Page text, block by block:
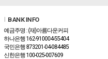
BANK INFO
예금주명 : (재)아름다운커피
하나은행 162-910004-55404
국민은행 873201-04-084485
신한은행 100-025-007609